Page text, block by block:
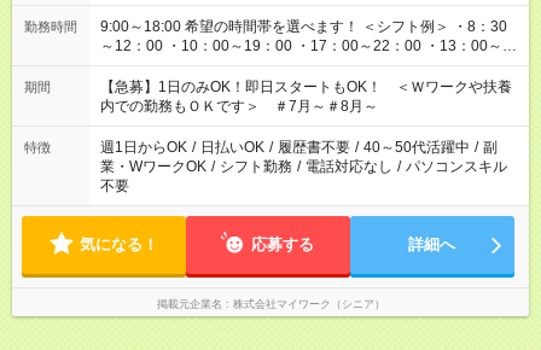
勤務時間
9:00～18:00 希望の時間帯を選べます！ ＜シフト例＞ ・8：30
～12：00 ・10：00～19：00 ・17：00～22：00 ・13：00～
22：00 ・22：00～翌6：00 など
期間
【急募】1日のみOK！即日スタートもOK！ ＜Ｗワークや扶養
内での勤務もＯＫです＞ ＃7月～＃8月～
特徴 週1日からOK / 日払いOK / 履歴書不要 / 40～50代活躍中 / 副
業・WワークOK / シフト勤務 / 電話対応なし / パソコンスキル
不要
気になる！ 応募する 詳細へ
掲載元企業名 株式会社マイワーク（シニア）